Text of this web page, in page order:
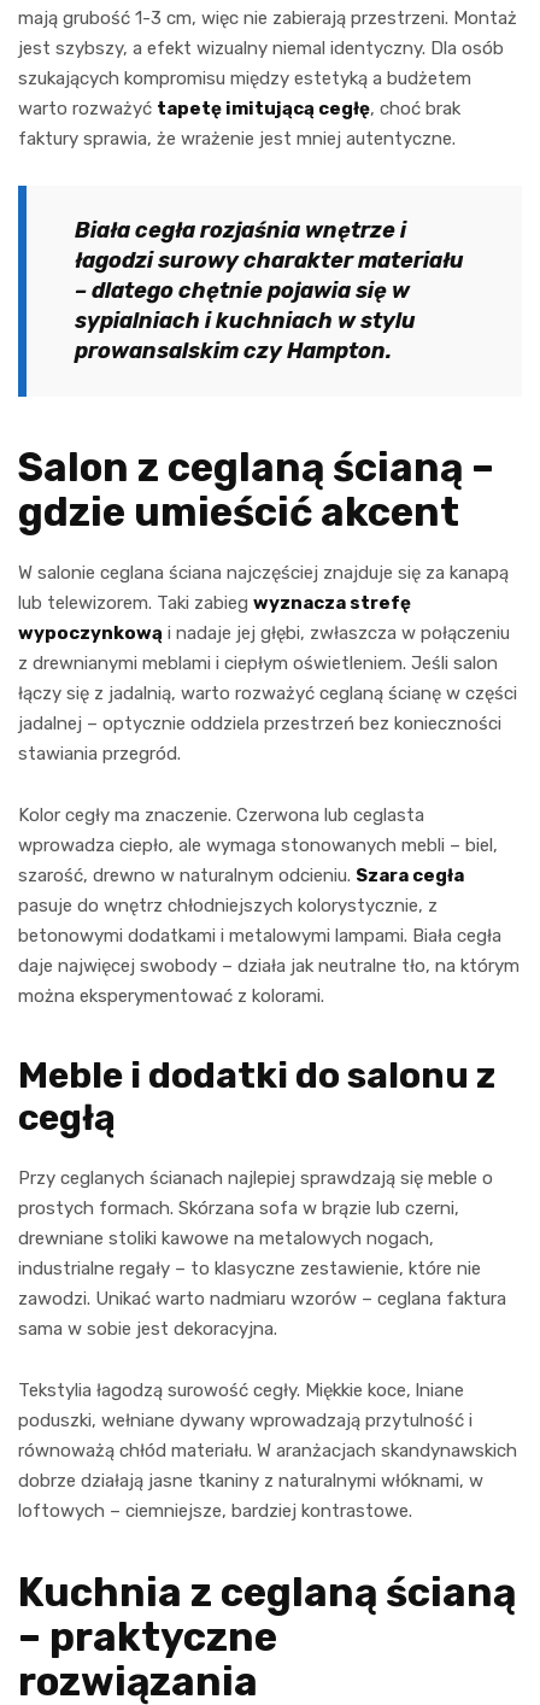
mają grubość 1-3 cm, więc nie zabierają przestrzeni. Montaż
jest szybszy, a efekt wizualny niemal identyczny. Dla osób
szukających kompromisu między estetyką a budżetem
warto rozważyć tapetę imitującą cegłę, choć brak
faktury sprawia, że wrażenie jest mniej autentyczne.
Biała cegła rozjaśnia wnętrze i
łagodzi surowy charakter materiału
– dlatego chętnie pojawia się w
sypialniach i kuchniach w stylu
prowansalskim czy Hampton.
Salon z ceglaną ścianą –
gdzie umieścić akcent
W salonie ceglana ściana najczęściej znajduje się za kanapą
lub telewizorem. Taki zabieg wyznacza strefę
wypoczynkową i nadaje jej głębi, zwłaszcza w połączeniu
z drewnianymi meblami i ciepłym oświetleniem. Jeśli salon
łączy się z jadalnią, warto rozważyć ceglaną ścianę w części
jadalnej – optycznie oddziela przestrzeń bez konieczności
stawiania przegród.
Kolor cegły ma znaczenie. Czerwona lub ceglasta
wprowadza ciepło, ale wymaga stonowanych mebli – biel,
szarość, drewno w naturalnym odcieniu. Szara cegła
pasuje do wnętrz chłodniejszych kolorystycznie, z
betonowymi dodatkami i metalowymi lampami. Biała cegła
daje najwięcej swobody – działa jak neutralne tło, na którym
można eksperymentować z kolorami.
Meble i dodatki do salonu z
cegłą
Przy ceglanych ścianach najlepiej sprawdzają się meble o
prostych formach. Skórzana sofa w brązie lub czerni,
drewniane stoliki kawowe na metalowych nogach,
industrialne regały – to klasyczne zestawienie, które nie
zawodzi. Unikać warto nadmiaru wzorów – ceglana faktura
sama w sobie jest dekoracyjna.
Tekstylia łagodzą surowość cegły. Miękkie koce, lniane
poduszki, wełniane dywany wprowadzają przytulność i
równoważą chłód materiału. W aranżacjach skandynawskich
dobrze działają jasne tkaniny z naturalnymi włóknami, w
loftowych – ciemniejsze, bardziej kontrastowe.
Kuchnia z ceglaną ścianą
– praktyczne
rozwiązania